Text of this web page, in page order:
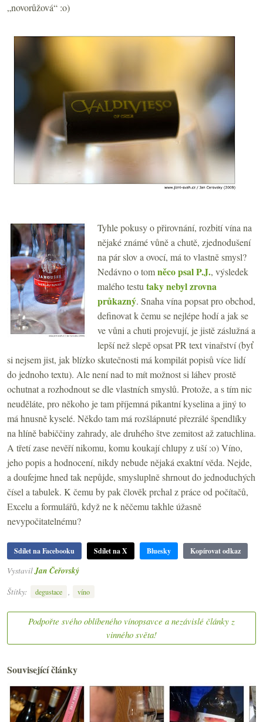
„novorůžová“ :o)
Tyhle pokusy o přirovnání, rozbití vína na
nějaké známé vůně a chutě, zjednodušení
na pár slov a ovocí, má to vlastně smysl?
Nedávno o tomněco psal P.J., výsledek
malého testu taky nebyl zrovna
průkazný. Snaha vína popsat pro obchod,
definovat k čemu se nejlépe hodí a jak se
ve vůni a chuti projevují, je jistě záslužná a
lepší než slepě opsat PR text vinařství (byť
si nejsem jist, jak blízko skutečnosti má kompilát popisů více lidí
do jednoho textu). Ale není nad to mít možnost si láhev prostě
ochutnat a rozhodnout se dle vlastních smyslů. Protože, a s tím nic
neuděláte, pro někoho je tam příjemná pikantní kyselina a jiný to
má hnusně kyselé. Někdo tam má rozšlápnuté přezrálé špendlíky
na hlíně babiččiny zahrady, ale druhého štve zemitost až zatuchlina.
A třetí zase nevěří nikomu, komu koukají chlupy z uší :o) Víno,
jeho popis a hodnocení, nikdy nebude nějaká exaktní věda. Nejde,
a doufejme hned tak nepůjde, smysluplně shrnout do jednoduchých
čísel a tabulek. K čemu by pak člověk prchal z práce od počítačů,
Excelu a formulářů, když ne k něčemu takhle úžasně
nevypočitatelnému?
Sdílet na Facebooku Sdílet na X Bluesky Kopírovat odkaz
Vystavil Jan Čeřovský
Štítky:
degustace , víno
Podpořte svého oblíbeného vínopsavce a nezávislé články z
vinného světa!
Související články